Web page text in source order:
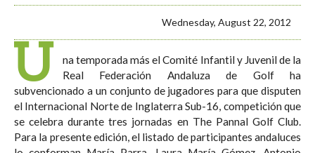
Wednesday, August 22, 2012
U
na temporada más el Comité Infantil y Juvenil de la
Real Federación Andaluza de Golf ha
subvencionado a un conjunto de jugadores para que disputen
el Internacional Norte de Inglaterra Sub-16, competición que
se celebra durante tres jornadas en The Pannal Golf Club.
Para la presente edición, el listado de participantes andaluces